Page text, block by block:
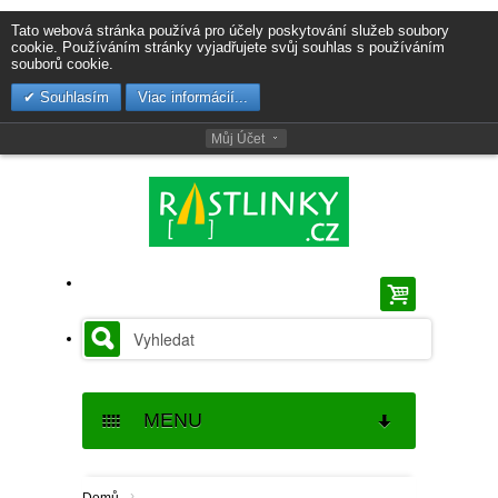
Tato webová stránka používá pro účely poskytování služeb soubory
cookie. Používáním stránky vyjadřujete svůj souhlas s používáním
souborů cookie.
Souhlasím
Viac informácií...
Můj Účet
MENU